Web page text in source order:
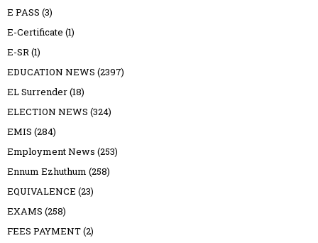
E PASS (3)
E-Certificate (1)
E-SR(1)
EDUCATION NEWS (2397)
EL Surrender(18)
ELECTION NEWS (324)
EMIS (284)
Employment News (253)
Ennum Ezhuthum (258)
EQUIVALENCE (23)
EXAMS (258)
FEES PAYMENT(2)